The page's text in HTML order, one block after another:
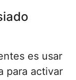
es usar
para activar